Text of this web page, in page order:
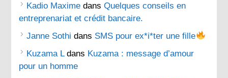
Kadio Maxime dansQuelques conseils en
entreprenariat et crédit bancaire.
Janne Sothi dans SMS pour ex*i*ter une fille
Kuzama Ldans Kuzama : message d’amour
pour un homme